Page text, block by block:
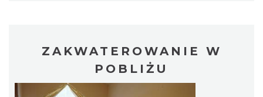
ZAKWATEROWANIE W
POBLIŻU